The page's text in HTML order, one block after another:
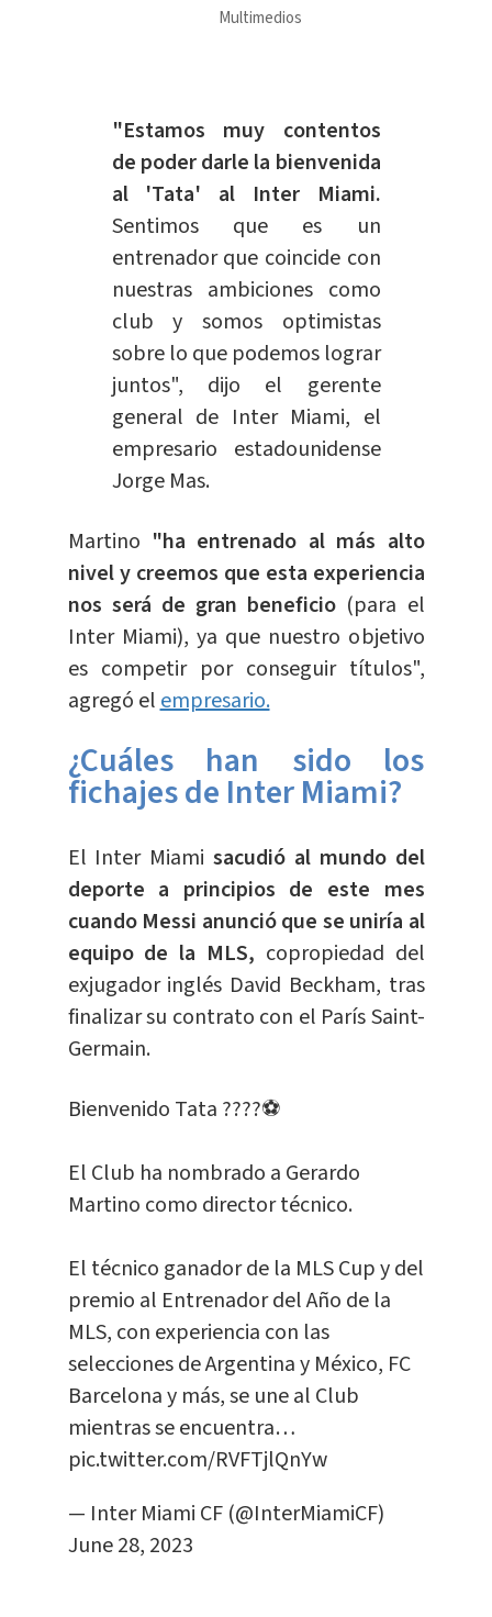
Multimedios
"Estamos muy contentos
de poder darle la bienvenida
al 'Tata' al Inter Miami.
Sentimos que es un
entrenador que coincide con
nuestras ambiciones como
club y somos optimistas
sobre lo que podemos lograr
juntos", dijo el gerente
general de Inter Miami, el
empresario estadounidense
Jorge Mas.
Martino "ha entrenado al más alto
nivel y creemos que esta experiencia
nos será de gran beneficio (para el
Inter Miami), ya que nuestro objetivo
es competir por conseguir títulos",
agregó elempresario.
¿Cuáles han sido los
fichajes de Inter Miami?
El Inter Miami sacudió al mundo del
deporte a principios de este mes
cuando Messi anunció que se uniría al
equipo de la MLS, copropiedad del
exjugador inglés David Beckham, tras
finalizar su contrato con el París Saint-
Germain.
Bienvenido Tata ????⚽
El Club ha nombrado a Gerardo
Martino como director técnico.
El técnico ganador de la MLS Cup y del
premio al Entrenador del Año de la
MLS, con experiencia con las
selecciones de Argentina y México, FC
Barcelona y más, se une al Club
mientras se encuentra…
pic.twitter.com/RVFTjlQnYw
— Inter Miami CF (@InterMiamiCF)
June 28, 2023